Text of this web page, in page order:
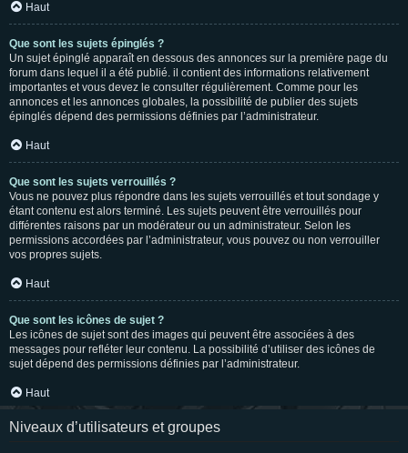
Haut
Que sont les sujets épinglés ?
Un sujet épinglé apparaît en dessous des annonces sur la première page du
forum dans lequel il a été publié. il contient des informations relativement
importantes et vous devez le consulter régulièrement. Comme pour les
annonces et les annonces globales, la possibilité de publier des sujets
épinglés dépend des permissions définies par l’administrateur.
Haut
Que sont les sujets verrouillés ?
Vous ne pouvez plus répondre dans les sujets verrouillés et tout sondage y
étant contenu est alors terminé. Les sujets peuvent être verrouillés pour
différentes raisons par un modérateur ou un administrateur. Selon les
permissions accordées par l’administrateur, vous pouvez ou non verrouiller
vos propres sujets.
Haut
Que sont les icônes de sujet ?
Les icônes de sujet sont des images qui peuvent être associées à des
messages pour refléter leur contenu. La possibilité d’utiliser des icônes de
sujet dépend des permissions définies par l’administrateur.
Haut
Niveaux d’utilisateurs et groupes